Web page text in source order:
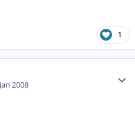
1
2008